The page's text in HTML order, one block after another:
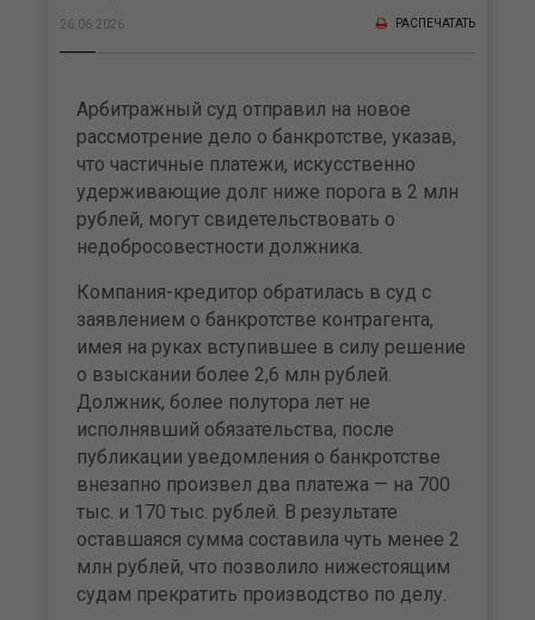
26.06.2026 РАСПЕЧАТАТЬ
Арбитражный суд отправил на новое
рассмотрение дело о банкротстве, указав,
что частичные платежи, искусственно
удерживающие долг ниже порога в 2 млн
рублей, могут свидетельствовать о
недобросовестности должника.
Компания-кредитор обратилась в суд с
заявлением о банкротстве контрагента,
имея на руках вступившее в силу решение
о взыскании более 2,6 млн рублей.
Должник, более полутора лет не
исполнявший обязательства, после
публикации уведомления о банкротстве
внезапно произвел два платежа — на 700
тыс. и 170 тыс. рублей. В результате
оставшаяся сумма составила чуть менее 2
млн рублей, что позволило нижестоящим
судам прекратить производство по делу.